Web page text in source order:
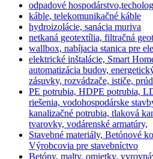
odpadové
káble, telekomunikačné káble
hydroizolácie, sanácia muriva
netkaná geotextília, filtračná
wallbox, nabíjacia stanica pre
elektrické inštalácie, Smart
automatizácia budov,
zásuvky, rozvádzače, ističe,
PE potrubia, HDPE potrubia,
riešenia, vodohospodárske
kanalizačné potrubia, tlaková
tvarovky, vodárenské armatúry,
Stavebné materiály, Betónové
Výrobcovia pre stavebníctvo
Betóny, malty, omietky,